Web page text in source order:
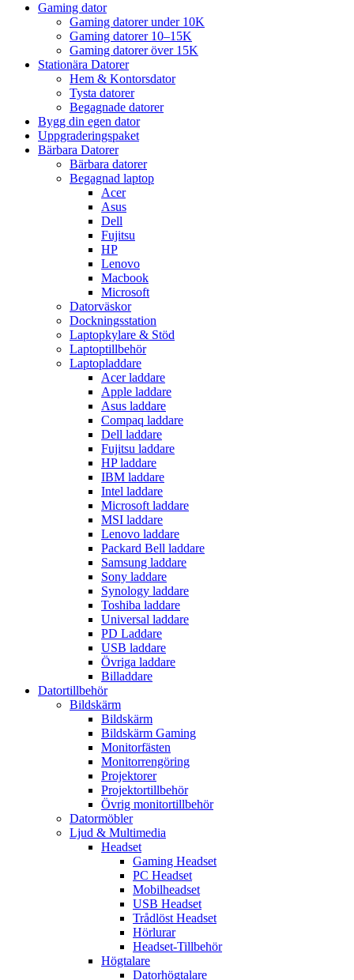
Gaming dator
Gaming datorer under 10K
Gaming datorer 10–15K
Gaming datorer över 15K
Stationära Datorer
Hem & Kontorsdator
Tysta datorer
Begagnade datorer
Bygg din egen dator
Uppgraderingspaket
Bärbara Datorer
Bärbara datorer
Begagnad laptop
Acer
Asus
Dell
Fujitsu
HP
Lenovo
Macbook
Microsoft
Datorväskor
Dockningsstation
Laptopkylare & Stöd
Laptoptillbehör
Laptopladdare
Acer laddare
Apple laddare
Asus laddare
Compaq laddare
Dell laddare
Fujitsu laddare
HP laddare
IBM laddare
Intel laddare
Microsoft laddare
MSI laddare
Lenovo laddare
Packard Bell laddare
Samsung laddare
Sony laddare
Synology laddare
Toshiba laddare
Universal laddare
PD Laddare
USB laddare
Övriga laddare
Billaddare
Datortillbehör
Bildskärm
Bildskärm
Bildskärm Gaming
Monitorfästen
Monitorrengöring
Projektorer
Projektortillbehör
Övrig monitortillbehör
Datormöbler
Ljud & Multimedia
Headset
Gaming Headset
PC Headset
Mobilheadset
USB Headset
Trådlöst Headset
Hörlurar
Headset-Tillbehör
Högtalare
Datorhögtalare